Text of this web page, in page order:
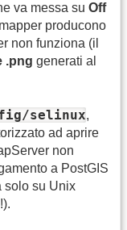
va messa su Off
producono
non funziona (il
.png generati al
selinux,
ad aprire
non
a PostGIS
solo su Unix